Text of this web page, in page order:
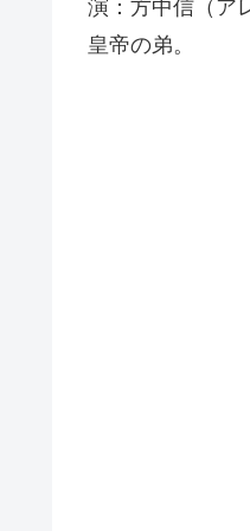
演：方中信（ア
皇帝の弟。